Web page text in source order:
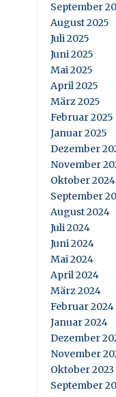
September
August 2025
Juli 2025
Juni 2025
Mai 2025
April 2025
März 2025
Februar 2025
Januar 2025
Dezember
November
Oktober 2024
September
August 2024
Juli 2024
Juni 2024
Mai 2024
April 2024
März 2024
Februar 2024
Januar 2024
Dezember
November
Oktober 2023
September